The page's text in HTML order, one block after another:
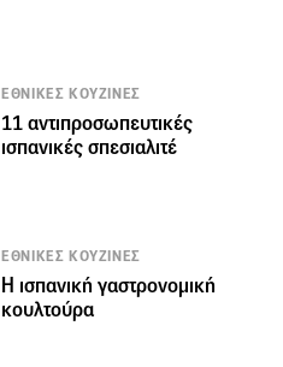
ΕΘΝΙΚΕΣ ΚΟΥΖΙΝΕΣ
11 αντιπροσωπευτικές
ισπανικές σπεσιαλιτέ
ΕΘΝΙΚΕΣ ΚΟΥΖΙΝΕΣ
Η ισπανική γαστρονομική
κουλτούρα